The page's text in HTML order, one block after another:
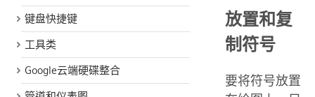
键盘快捷键
工具类
Google云端硬碟整合
放置和复
制符号
要将符号放置